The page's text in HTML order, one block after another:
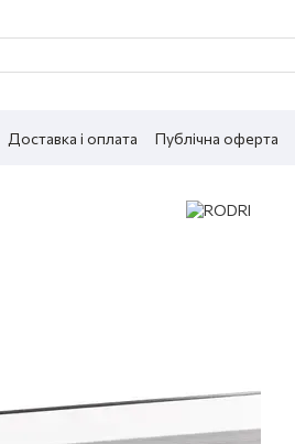
Доставка і оплата Публічна оферта